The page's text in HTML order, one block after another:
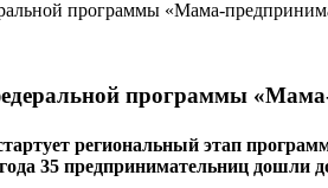
программы
региональный этап
35 предпринимательниц дошли